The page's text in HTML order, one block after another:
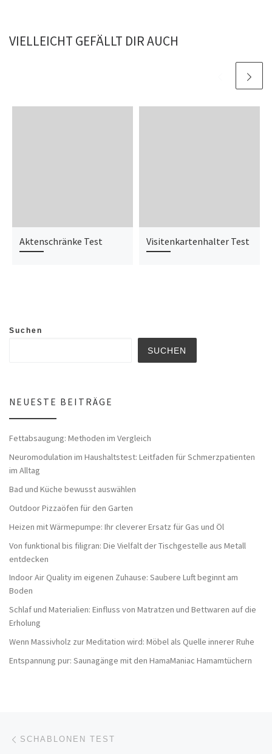
VIELLEICHT GEFÄLLT DIR AUCH
Aktenschränke Test Visitenkartenhalter Test
Suchen
SUCHEN
NEUESTE BEITRÄGE
Fettabsaugung: Methoden im Vergleich
Neuromodulation im Haushaltstest: Leitfaden für Schmerzpatienten
im Alltag
Bad und Küche bewusst auswählen
Outdoor Pizzaöfen für den Garten
Heizen mit Wärmepumpe: Ihr cleverer Ersatz für Gas und Öl
Von funktional bis filigran: Die Vielfalt der Tischgestelle aus Metall
entdecken
Indoor Air Quality im eigenen Zuhause: Saubere Luft beginnt am
Boden
Schlaf und Materialien: Einfluss von Matratzen und Bettwaren auf die
Erholung
Wenn Massivholz zur Meditation wird: Möbel als Quelle innerer Ruhe
Entspannung pur: Saunagänge mit den HamaManiac Hamamtüchern
Beitragsnavigation
SCHABLONEN TEST